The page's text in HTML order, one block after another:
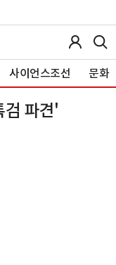
사이언스조선 문화
검 파견'